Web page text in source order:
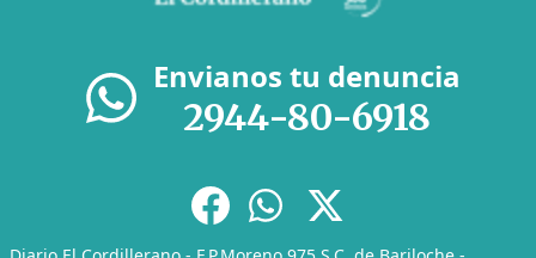
Envianos tu denuncia
2944-80-6918